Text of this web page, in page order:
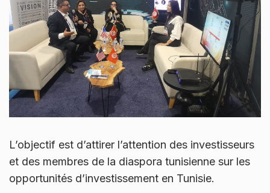
L’objectif est d’attirer l’attention des investisseurs
et des membres de la diaspora tunisienne sur les
opportunités d’investissement en Tunisie.